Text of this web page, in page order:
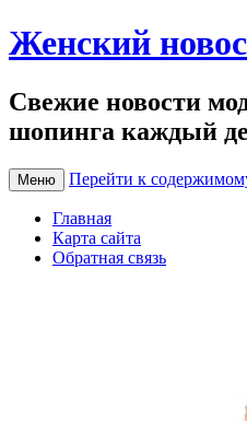
Женский
Свежие новости
шопинга каждый
Меню Перейти к
Главная
Карта сайта
Обратная связь